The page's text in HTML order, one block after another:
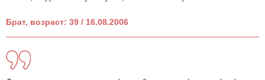
Брат, возраст: 39 / 16.08.2006